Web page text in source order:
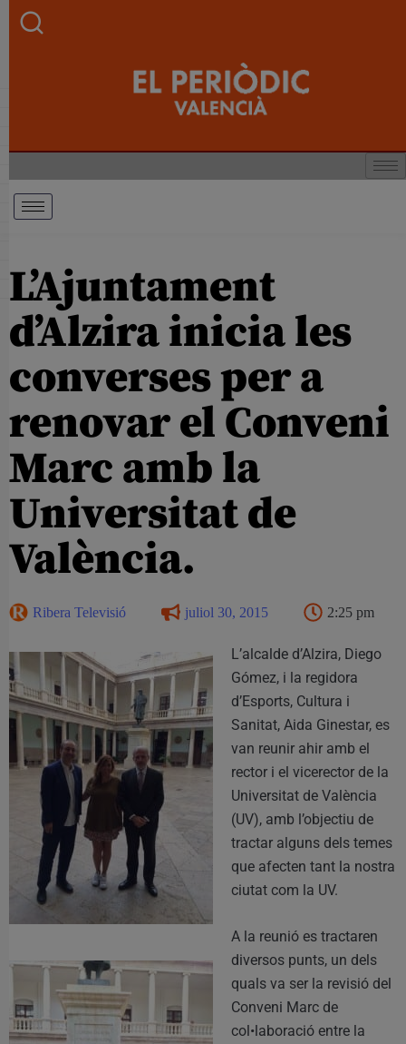
L’Ajuntament
d’Alzira inicia les
converses per a
renovar el Conveni
Marc amb la
Universitat de
València.
Ribera Televisió juliol 30, 2015 2:25 pm
L’alcalde d’Alzira, Diego
Gómez, i la regidora
d’Esports, Cultura i
Sanitat, Aida Ginestar, es
van reunir ahir amb el
rector i el vicerector de la
Universitat de València
(UV), amb l’objectiu de
tractar alguns dels temes
que afecten tant la nostra
ciutat com la UV.
A la reunió es tractaren
diversos punts, un dels
quals va ser la revisió del
Conveni Marc de
col•laboració entre la